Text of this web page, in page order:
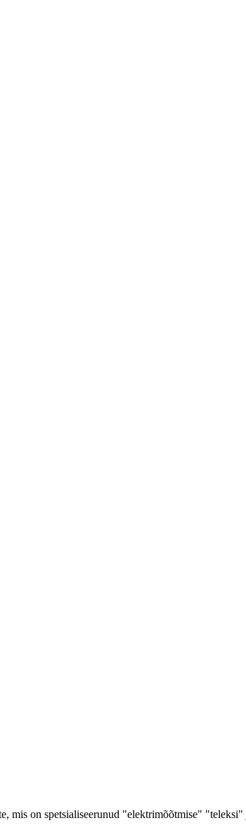
on spetsialiseerunud "elektrimõõtmise"